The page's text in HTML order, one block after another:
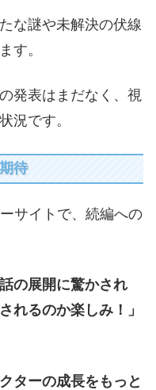
な謎や未解決の伏線
す。
発表はまだなく、視
況です。
待
サイトで、続編への
話の展開に驚かされ
れるのか楽しみ！」
クターの成長をもっと